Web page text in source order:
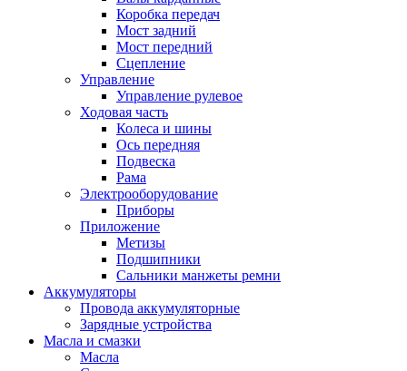
Коробка передач
Мост задний
Мост передний
Сцепление
Управление
Управление рулевое
Ходовая часть
Колеса и шины
Ось передняя
Подвеска
Рама
Электрооборудование
Приборы
Приложение
Метизы
Подшипники
Сальники манжеты ремни
Аккумуляторы
Провода аккумуляторные
Зарядные устройства
Масла и смазки
Масла